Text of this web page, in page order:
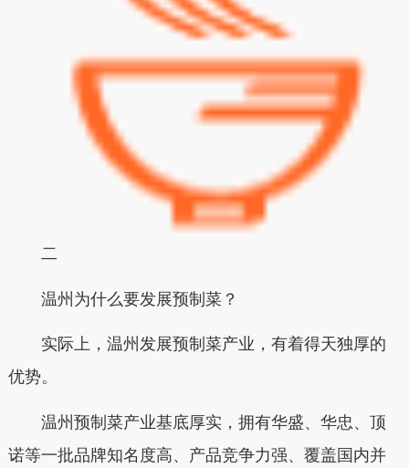
二
温州为什么要发展预制菜？
实际上，温州发展预制菜产业，有着得天独厚的
优势。
温州预制菜产业基底厚实，拥有华盛、华忠、顶
诺等一批品牌知名度高、产品竞争力强、覆盖国内并